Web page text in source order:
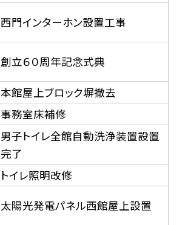
西門インターホン設置工事
創立６０周年記念式典
本館屋上ブロック塀撤去
事務室床補修
男子トイレ全館自動洗浄装置設置
完了
トイレ照明改修
太陽光発電パネル西館屋上設置